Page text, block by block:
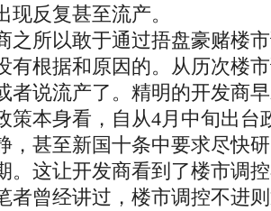
现反复甚至流产。
所以敢于通过捂盘豪赌楼市
有根据和原因的。从历次楼
者说流产了。精明的开发商
策本身看，自从4月中旬出台
，甚至新国十条中要求尽快
。这让开发商看到了楼市调
者曾经讲过，楼市调控不进